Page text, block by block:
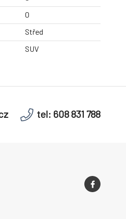
0
Střed
SUV
tel: 608 831 788